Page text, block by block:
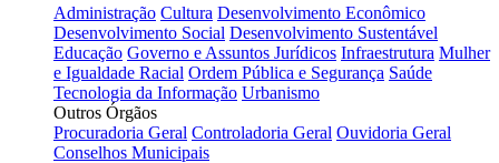
Administração Cultura Desenvolvimento Econômico
Desenvolvimento Social Desenvolvimento Sustentável
Educação Governo e Assuntos Jurídicos Infraestrutura Mulher
e Igualdade Racial Ordem Pública e Segurança Saúde
Tecnologia da Informação Urbanismo
Outros Órgãos
Procuradoria Geral Controladoria Geral Ouvidoria Geral
Conselhos Municipais